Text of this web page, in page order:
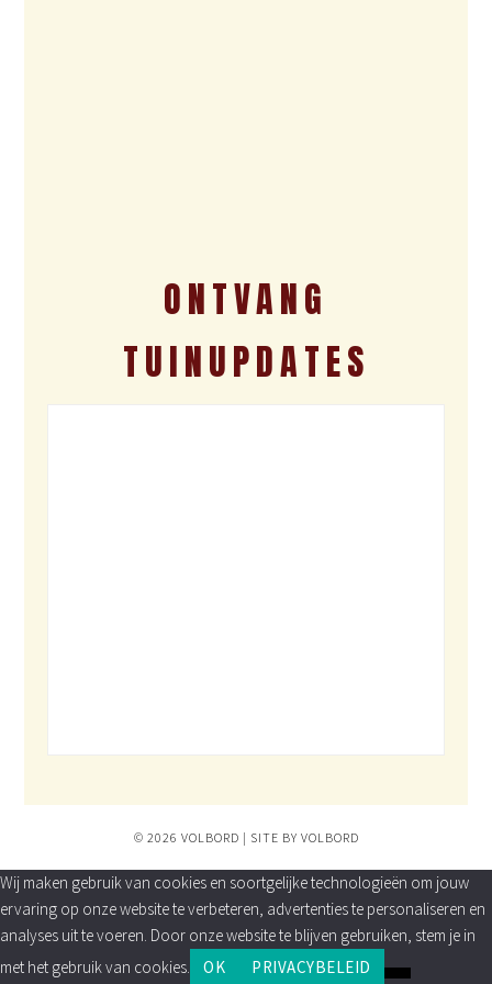
ONTVANG
TUINUPDATES
© 2026 VOLBORD | SITE BY VOLBORD
Wij maken gebruik van cookies en soortgelijke technologieën om jouw
ervaring op onze website te verbeteren, advertenties te personaliseren en
analyses uit te voeren. Door onze website te blijven gebruiken, stem je in
met het gebruik van cookies.
OK PRIVACYBELEID